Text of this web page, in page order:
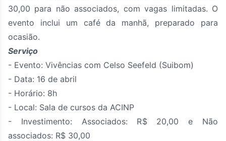
30,00 para não associados, com vagas limitadas. O
evento inclui um café da manhã, preparado para
ocasião.
Serviço
- Evento: Vivências com Celso Seefeld (Suibom)
- Data: 16 de abril
- Horário: 8h
- Local: Sala de cursos da ACINP
- Investimento: Associados: R$ 20,00 e Não
associados: R$ 30,00